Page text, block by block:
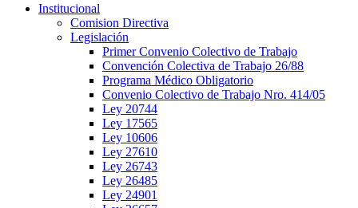
Institucional
Comision Directiva
Legislación
Primer Convenio Colectivo de Trabajo
Convención Colectiva de Trabajo 26/88
Programa Médico Obligatorio
Convenio Colectivo de Trabajo Nro. 414/05
Ley 20744
Ley 17565
Ley 10606
Ley 27610
Ley 26743
Ley 26485
Ley 24901